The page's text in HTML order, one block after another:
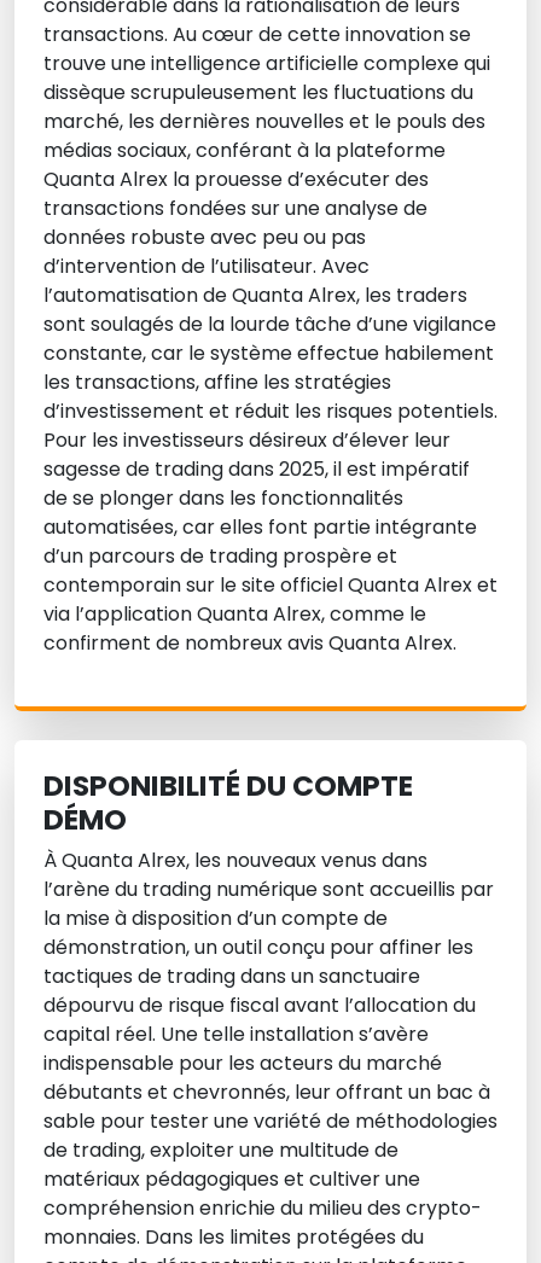
considérable dans la rationalisation de leurs
transactions. Au cœur de cette innovation se
trouve une intelligence artificielle complexe qui
dissèque scrupuleusement les fluctuations du
marché, les dernières nouvelles et le pouls des
médias sociaux, conférant à la plateforme
Quanta Alrex la prouesse d’exécuter des
transactions fondées sur une analyse de
données robuste avec peu ou pas
d’intervention de l’utilisateur. Avec
l’automatisation de Quanta Alrex, les traders
sont soulagés de la lourde tâche d’une vigilance
constante, car le système effectue habilement
les transactions, affine les stratégies
d’investissement et réduit les risques potentiels.
Pour les investisseurs désireux d’élever leur
sagesse de trading dans 2025, il est impératif
de se plonger dans les fonctionnalités
automatisées, car elles font partie intégrante
d’un parcours de trading prospère et
contemporain sur le site officiel Quanta Alrex et
via l’application Quanta Alrex, comme le
confirment de nombreux avis Quanta Alrex.
DISPONIBILITÉ DU COMPTE
DÉMO
À Quanta Alrex, les nouveaux venus dans
l’arène du trading numérique sont accueillis par
la mise à disposition d’un compte de
démonstration, un outil conçu pour affiner les
tactiques de trading dans un sanctuaire
dépourvu de risque fiscal avant l’allocation du
capital réel. Une telle installation s’avère
indispensable pour les acteurs du marché
débutants et chevronnés, leur offrant un bac à
sable pour tester une variété de méthodologies
de trading, exploiter une multitude de
matériaux pédagogiques et cultiver une
compréhension enrichie du milieu des crypto-
monnaies. Dans les limites protégées du